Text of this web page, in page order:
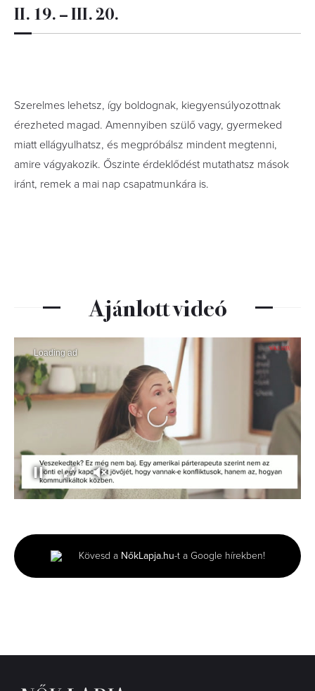
II. 19. – III. 20.
Szerelmes lehetsz, így boldognak, kiegyensúlyozottnak
érezheted magad. Amennyiben szülő vagy, gyermeked
miatt ellágyulhatsz, és megpróbálsz mindent megtenni,
amire vágyakozik. Őszinte érdeklődést mutathatsz mások
iránt, remek a mai nap csapatmunkára is.
Ajánlott videó
minutes,
6
seconds
00:00 02:06
Kövesd a NőkLapja.hu-t a Google hírekben!